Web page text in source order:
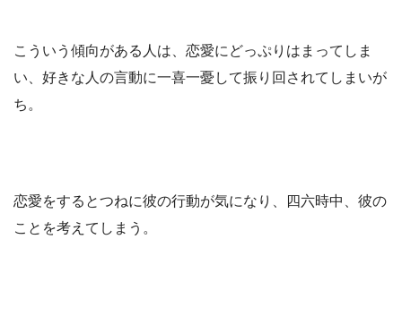
こういう傾向がある人は、恋愛にどっぷりはまってしま
い、好きな人の言動に一喜一憂して振り回されてしまいが
ち。
恋愛をするとつねに彼の行動が気になり、四六時中、彼の
ことを考えてしまう。